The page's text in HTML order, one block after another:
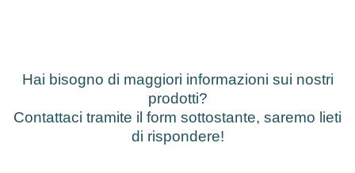
Hai bisogno di maggiori informazioni sui nostri
prodotti?
Contattaci tramite il form sottostante, saremo lieti
di rispondere!